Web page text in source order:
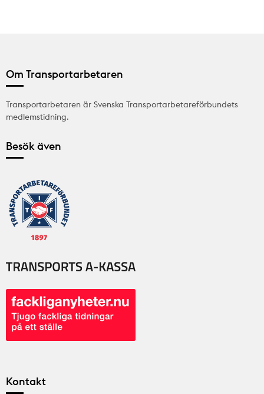
Om Transportarbetaren
Transportarbetaren är Svenska Transportarbetareförbundets
medlemstidning.
Besök även
Kontakt